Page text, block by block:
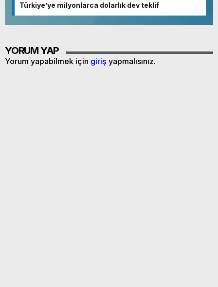
Türkiye’ye milyonlarca dolarlık dev teklif
YORUM YAP
Yorum yapabilmek için giriş yapmalısınız.